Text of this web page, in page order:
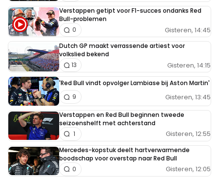
Verstappen getipt voor F1-succes ondanks Red
Bull-problemen
Gisteren, 14:45
0
Dutch GP maakt verrassende artiest voor
volkslied bekend
Gisteren, 14:15
13
'Red Bull vindt opvolger Lambiase bij Aston Martin'
Gisteren, 13:45
9
Verstappen en Red Bull beginnen tweede
seizoenshelft met achterstand
Gisteren, 12:55
1
Mercedes-kopstuk deelt hartverwarmende
boodschap voor overstap naar Red Bull
Gisteren, 12:05
0